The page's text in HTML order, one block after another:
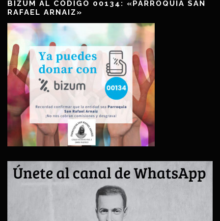
BIZUM AL CÓDIGO 00134: «PARROQUIA SAN
RAFAEL ARNAIZ»